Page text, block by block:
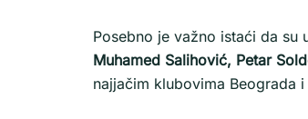
Posebno je važno istaći da su
Muhamed Salihović, Petar
najjačim klubovima Beograda